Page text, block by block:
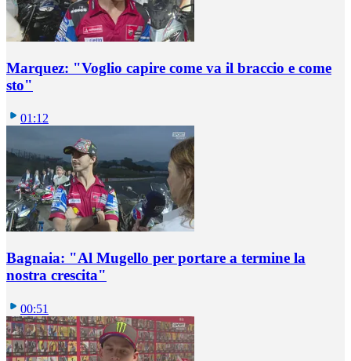
Marquez: "Voglio capire come va il braccio e come
sto"
01:12
Bagnaia: "Al Mugello per portare a termine la
nostra crescita"
00:51